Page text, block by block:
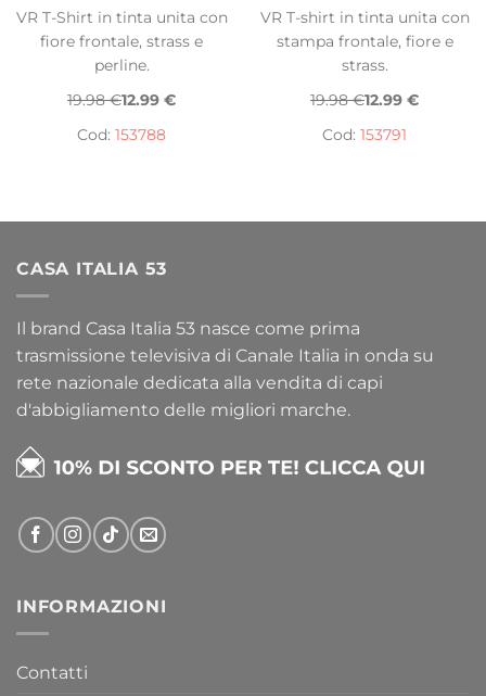
VR T-Shirt in tinta unita con
fiore frontale, strass e
perline.
19.98 €12.99 €
Cod: 153788
VR T-shirt in tinta unita con
stampa frontale, fiore e
strass.
19.98 €12.99 €
Cod: 153791
CASA ITALIA 53
Il brand Casa Italia 53 nasce come prima
trasmissione televisiva di Canale Italia in onda su
rete nazionale dedicata alla vendita di capi
d'abbigliamento delle migliori marche.
INFORMAZIONI
Contatti